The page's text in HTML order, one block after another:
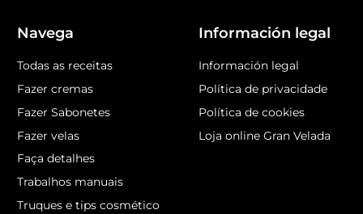
Navega
Todas as receitas
Fazer cremas
Fazer Sabonetes
Fazer velas
Faça detalhes
Trabalhos manuais
Truques e tips cosmético
Información legal
Información legal
Política de privacidade
Política de cookies
Loja online Gran Velada